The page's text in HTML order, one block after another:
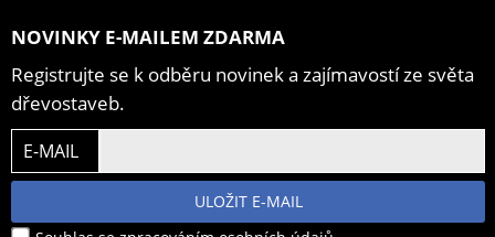
NOVINKY E-MAILEM ZDARMA
Registrujte se k odběru novinek a zajímavostí ze světa
dřevostaveb.
E-MAIL
ULOŽIT E-MAIL